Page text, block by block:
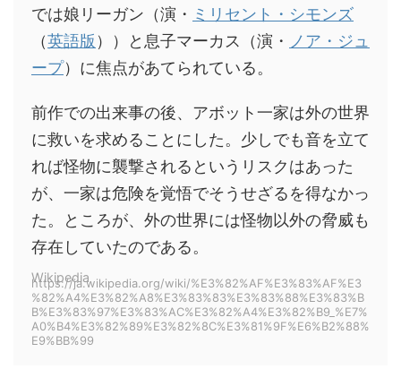
では娘リーガン（演・ ミリセント・シモンズ
（英語版 ））と息子マーカス（演・ ノア・ジュ
ープ）に焦点があてられている。
前作での出来事の後、アボット一家は外の世界
に救いを求めることにした。少しでも音を立て
れば怪物に襲撃されるというリスクはあった
が、一家は危険を覚悟でそうせざるを得なかっ
た。ところが、外の世界には怪物以外の脅威も
存在していたのである。
Wikipedia
https://ja.wikipedia.org/wiki/%E3%82%AF%E3%83%AF%E3
%82%A4%E3%82%A8%E3%83%83%E3%83%88%E3%83%B
B%E3%83%97%E3%83%AC%E3%82%A4%E3%82%B9_%E7%
A0%B4%E3%82%89%E3%82%8C%E3%81%9F%E6%B2%88%
E9%BB%99